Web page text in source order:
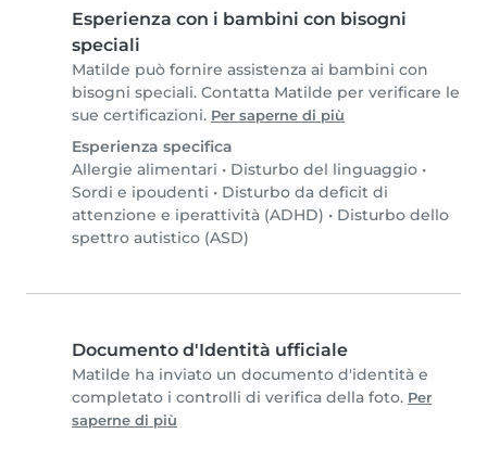
Esperienza con i bambini con bisogni
speciali
Matilde può fornire assistenza ai bambini con
bisogni speciali. Contatta Matilde per verificare le
sue certificazioni. Per saperne di più
Esperienza specifica
Allergie alimentari • Disturbo del linguaggio •
Sordi e ipoudenti • Disturbo da deficit di
attenzione e iperattività (ADHD) • Disturbo dello
spettro autistico (ASD)
Documento d'Identità ufficiale
Matilde ha inviato un documento d'identità e
completato i controlli di verifica della foto. Per
saperne di più